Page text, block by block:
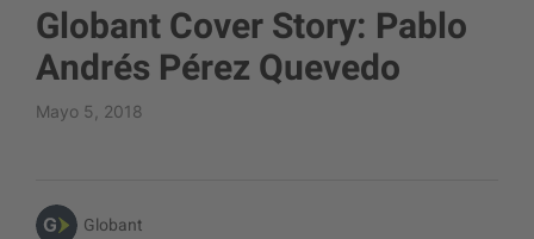
Globant Cover Story: Pablo
Andrés Pérez Quevedo
Mayo 5, 2018
Globant